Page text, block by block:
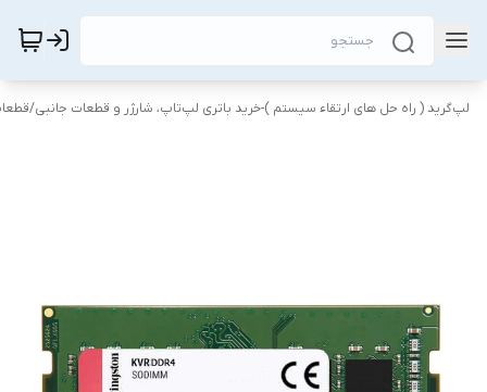
لپ‌گرید ( راه‌ حل های ارتقاء سیستم )-خرید باتری لپ‌تاپ، شارژر و قطعات جانبی/